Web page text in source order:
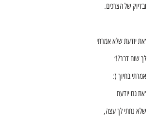
ובדיוק של הצרכים.
׳את יודעת שלא אמרתי
לך שום דבר?!׳
אמרתי בחיוך (:
׳את גם יודעת
שלא נתתי לך עצה,